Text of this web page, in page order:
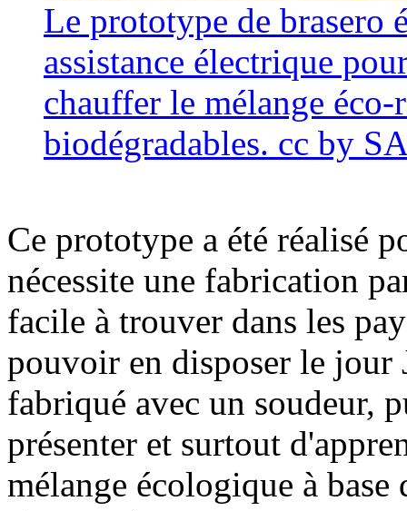
Le prototype de brasero
assistance électrique
chauffer le mélange éco-
biodégradables. cc by
Ce prototype a été réalisé
nécessite une fabrication
facile à trouver dans les
pouvoir en disposer le jour
fabriqué avec un soudeur,
présenter et surtout
mélange écologique à